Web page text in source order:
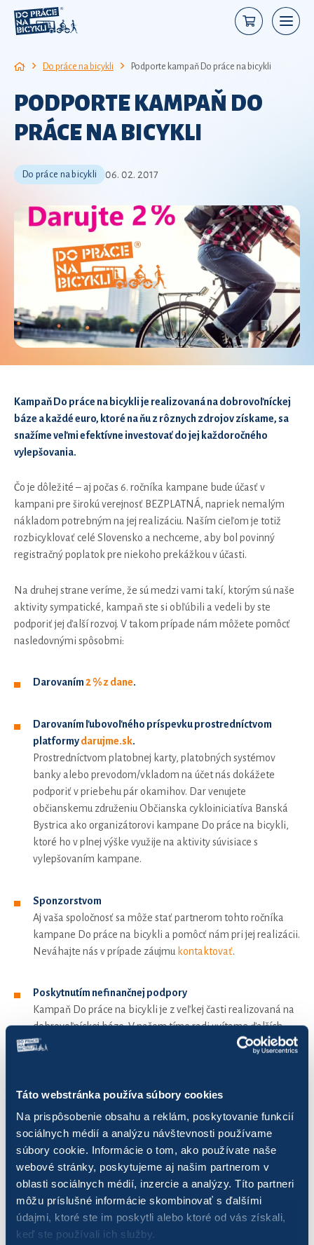
Táto webstránka používa súbory cookies
Na prispôsobenie obsahu a reklám, poskytovanie funkcií
sociálnych médií a analýzu návštevnosti používame
súbory cookie. Informácie o tom, ako používate naše
webové stránky, poskytujeme aj našim partnerom v
oblasti sociálnych médií, inzercie a analýzy. Títo partneri
môžu príslušné informácie skombinovať s ďalšími
údajmi, ktoré ste im poskytli alebo ktoré od vás získali,
keď ste používali ich služby.
Do práce na bicykli Podporte kampaň Do práce na bicykli
PODPORTE KAMPAŇ DO
PRÁCE NA BICYKLI
Do práce na bicykli 06. 02. 2017
Kampaň Do práce na bicykli je realizovaná na dobrovoľníckej
báze a každé euro, ktoré na ňu z rôznych zdrojov získame, sa
snažíme veľmi efektívne investovať do jej každoročného
vylepšovania.
Čo je dôležité – aj počas 6. ročníka kampane bude účasť v
kampani pre širokú verejnosť BEZPLATNÁ, napriek nemalým
nákladom potrebným na jej realizáciu. Naším cieľom je totiž
rozbicyklovať celé Slovensko a nechceme, aby bol povinný
registračný poplatok pre niekoho prekážkou v účasti.
Na druhej strane veríme, že sú medzi vami takí, ktorým sú naše
aktivity sympatické, kampaň ste si obľúbili a vedeli by ste
podporiť jej ďalší rozvoj. V takom prípade nám môžete pomôcť
nasledovnými spôsobmi:
Darovaním2 % z dane.
Darovaním ľubovoľného príspevku prostredníctvom
platformydarujme.sk.
Prostredníctvom platobnej karty, platobných systémov
banky alebo prevodom/vkladom na účet nás dokážete
podporiť v priebehu pár okamihov. Dar venujete
občianskemu združeniu Občianska cykloiniciatíva Banská
Bystrica ako organizátorovi kampane Do práce na bicykli,
ktoré ho v plnej výške využije na aktivity súvisiace s
vylepšovaním kampane.
Sponzorstvom
Aj vaša spoločnosť sa môže stať partnerom tohto ročníka
kampane Do práce na bicykli a pomôcť nám pri jej realizácii.
Neváhajte nás v prípade záujmu kontaktovať.
Poskytnutím nefinančnej podpory
Kampaň Do práce na bicykli je z veľkej časti realizovaná na
dobrovoľníckej báze. V našom tíme radi uvítame ďalších
aktívnych a zodpovedných dobrovoľníkov, ktorí by nám
Dary budú použité výhradne na servis a ďalší rozvoj kampane Do
práce na bicykli – predovšetkým na jej IT zabezpečenie,
financovanie inovácií evidenčného systému a stránky,
nevyhnutné personálne zabezpečenie kampane, ktoré
nedokážeme zrealizovať dobrovoľnícky a pod.
Občianska cykloiniciatíva Banská Bystrica